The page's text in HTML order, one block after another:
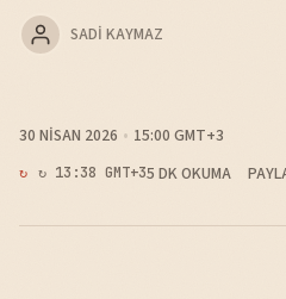
SADI KAYMAZ
30 NISAN 2026 15:00 GMT+3
↻ 13:38 GMT+35 DK OKUMA